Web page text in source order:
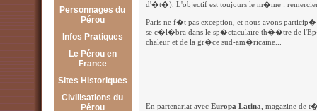
Cajamarca
Chiclayo
Cusco
Huaraz
Puno
Artisanat
Musique
Danses :
La Marinera
Le Huayno
Pré-hispanique
Personnages du
Pérou
Les 13 Incas
Atahualpa
Manco Capac
Pachacutec
Francisco Pizarro
Infos Pratiques
En France
Le Pérou en
France
Administration
Restaurants
Sites Historiques
Chan Chan
Civilisations du
Pérou
d'�t�). L'objectif est toujours le m�me : remercier
Paris ne f�t pas exception, et nous avons
se c�l�bra dans le sp�ctaculaire th��tre de
chaleur et de la gr�ce sud-am�ricaine...
En partenariat avec Europa Latina, magazine de